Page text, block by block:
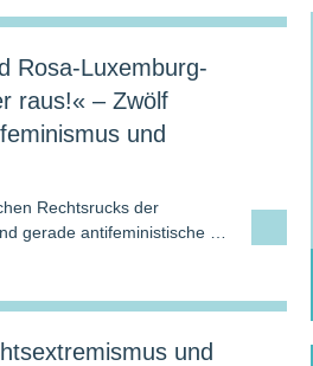
Rosa-Luxemburg-
raus!« – Zwölf
und
Rechtsrucks der
gerade antifeministische …
und